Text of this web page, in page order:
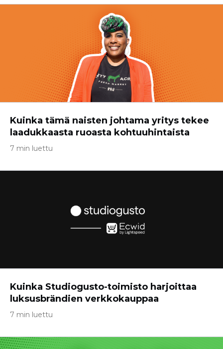
Kuinka tämä naisten johtama yritys tekee
laadukkaasta ruoasta kohtuuhintaista
7 min luettu
Kuinka Studiogusto-toimisto harjoittaa
luksusbrändien verkkokauppaa
7 min luettu